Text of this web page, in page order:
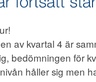
av kvartal 4 är
bedömningen för
håller sig men